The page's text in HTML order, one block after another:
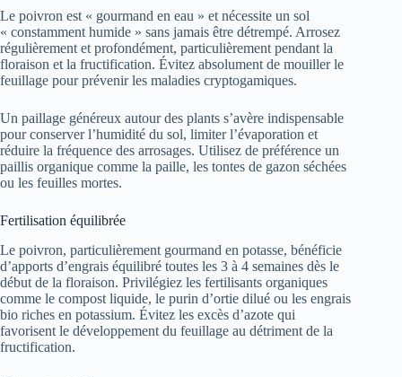
Le poivron est « gourmand en eau » et nécessite un sol
« constamment humide » sans jamais être détrempé. Arrosez
régulièrement et profondément, particulièrement pendant la
floraison et la fructification. Évitez absolument de mouiller le
feuillage pour prévenir les maladies cryptogamiques.
Un paillage généreux autour des plants s’avère indispensable
pour conserver l’humidité du sol, limiter l’évaporation et
réduire la fréquence des arrosages. Utilisez de préférence un
paillis organique comme la paille, les tontes de gazon séchées
ou les feuilles mortes.
Fertilisation équilibrée
Le poivron, particulièrement gourmand en potasse, bénéficie
d’apports d’engrais équilibré toutes les 3 à 4 semaines dès le
début de la floraison. Privilégiez les fertilisants organiques
comme le compost liquide, le purin d’ortie dilué ou les engrais
bio riches en potassium. Évitez les excès d’azote qui
favorisent le développement du feuillage au détriment de la
fructification.